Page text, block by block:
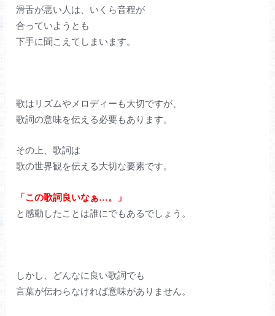
滑舌が悪い人は、いくら音程が
合っていようとも
下手に聞こえてしまいます。
歌はリズムやメロディーも大切ですが、
歌詞の意味を伝える必要もあります。
その上、歌詞は
歌の世界観を伝える大切な要素です。
「この歌詞良いなぁ…。」
と感動したことは誰にでもあるでしょう。
しかし、どんなに良い歌詞でも
言葉が伝わらなければ意味がありません。